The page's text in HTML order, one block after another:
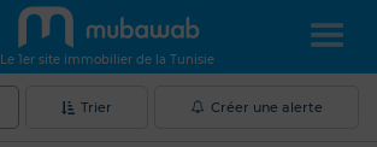
Le 1er site immobilier de la Tunisie
Trier Créer une alerte